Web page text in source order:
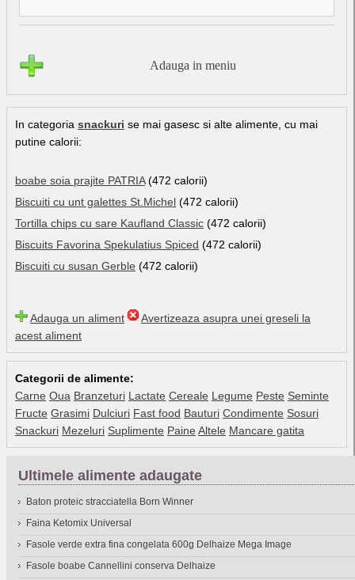
Adauga in meniu
In categoria snackuri se mai gasesc si alte alimente, cu mai
putine calorii:
boabe soia prajite PATRIA(472 calorii)
Biscuiti cu unt galettes St.Michel (472 calorii)
Tortilla chips cu sare Kaufland Classic (472 calorii)
Biscuits Favorina Spekulatius Spiced (472 calorii)
Biscuiti cu susan Gerble (472 calorii)
Adauga un aliment
Avertizeaza asupra unei greseli la
acest aliment
Categorii de alimente:
Carne Oua Branzeturi Lactate Cereale Legume Peste Seminte
Fructe Grasimi Dulciuri Fast food Bauturi Condimente Sosuri
Snackuri Mezeluri Suplimente Paine Altele Mancare gatita
Ultimele alimente adaugate
Baton proteic stracciatella Born Winner
Faina Ketomix Universal
Fasole verde extra fina congelata 600g Delhaize Mega Image
Fasole boabe Cannellini conserva Delhaize